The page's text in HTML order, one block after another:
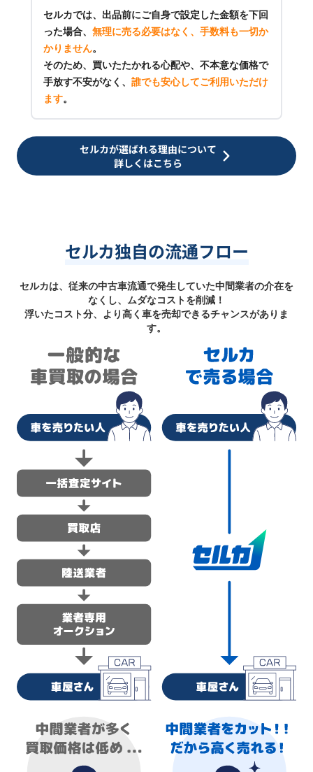
セルカでは、出品前にご自身で設定した金額を下回
った場合、 無理に売る必要はなく、手数料も一切か
かりません。
そのため、買いたたかれる心配や、不本意な価格で
手放す不安がなく、 誰でも安心してご利用いただけ
ます。
セルカが選ばれる理由について
詳しくはこちら
セルカ独自の流通フロー
セルカは、従来の中古車流通で発生していた中間業者の介在を
なくし、ムダなコストを削減！
浮いたコスト分、より高く車を売却できるチャンスがありま
す。